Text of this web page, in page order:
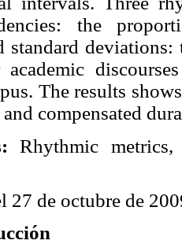
the
standard
academic
The results
and compensated
Rhythmic
27 de octubre de